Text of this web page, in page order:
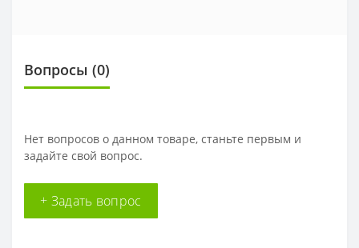
Вопросы (0)
Нет вопросов о данном товаре, станьте первым и
задайте свой вопрос.
+ Задать вопрос